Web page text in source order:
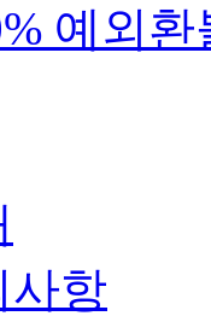
예외환
사항